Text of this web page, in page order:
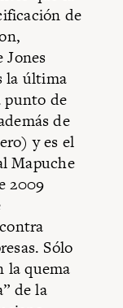
de
la última
punto de
de
y es el
Mapuche
2009
Sólo
la quema
de la